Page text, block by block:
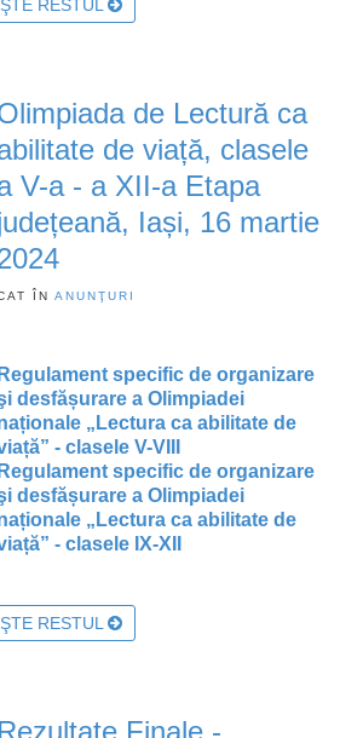
RESTUL
de Lectură ca
de viață, clasele
V-a - a XII-a Etapa
Iași, 16 martie
ÎN ANUNŢURI
Regulament specific de organizare
desfășurare a Olimpiadei
„Lectura ca abilitate de
- clasele V-VIII
Regulament specific de organizare
desfășurare a Olimpiadei
„Lectura ca abilitate de
- clasele IX-XII
RESTUL
Rezultate Finale -